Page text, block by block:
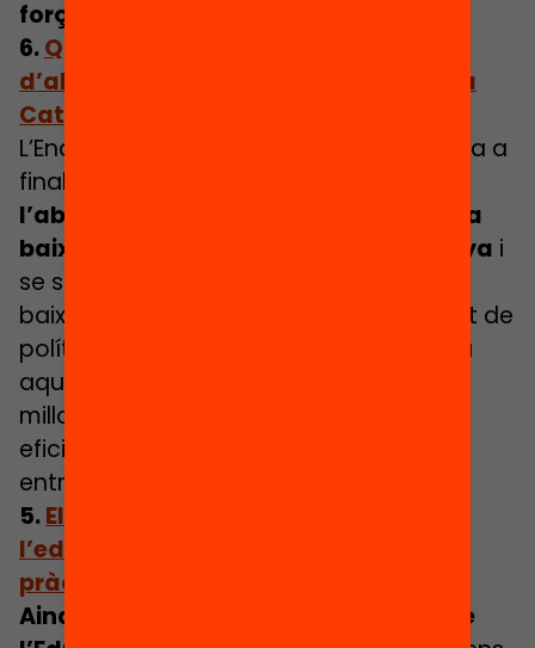
forçada.”
6.Què ens diuen les noves dades
d’abandonament escolar prematur a
Catalunya?
L’Enquesta de Població Activa, publicada a
finals de gener de 2022, mostra que
l’abandonament escolar prematur ha
baixat 2,5 punts en un any a Catalunya i
se situa en un 14,8%. Es tracta d’una
baixada estructural, i per tant no és fruit de
polítiques destinades específicament a
aquest objectiu, però cal celebrar la
millora de les dades i impulsar mesures
eficients per prevenir l’abandonament
entre l’alumnat més vulnerable.
5.El repte principal: tenir cura de
l’educació, en les polítiques i en les
pràctiques
Aina Tarabini, directora de l’Anuari de